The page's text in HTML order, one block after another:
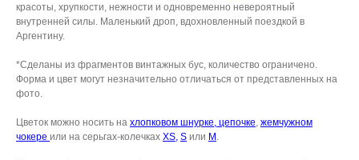
красоты, хрупкости, нежности и одновременно невероятный
внутренней силы. Маленький дроп, вдохновленный поездкой в
Аргентину.
*Сделаны из фрагментов винтажных бус, количество ограничено.
Форма и цвет могут незначительно отличаться от представленных на
фото.
Цветок можно носить на хлопковом шнурке, цепочке, жемчужном
чокере или на серьгах-колечках XS, S или M .
ОПЛАТА И ДОСТАВКА
УХОД
МАНИФЕСТ
Road